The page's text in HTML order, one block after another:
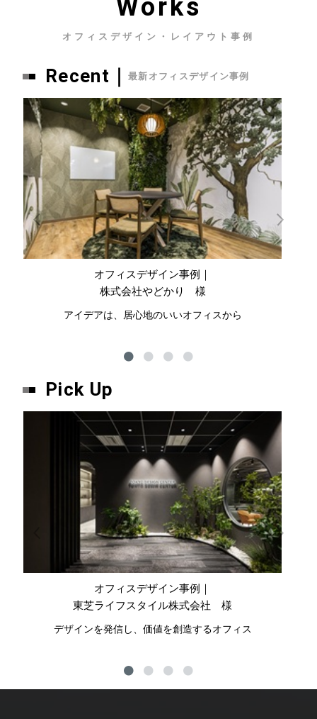
Works
オフィスデザイン・レイアウト事例
Recent｜最新オフィスデザイン事例
オフィスデザイン事例｜
株式会社やどかり 様
アイデアは、居心地のいいオフィスから
Pick Up
オフィスデザイン事例｜
東芝ライフスタイル株式会社 様
デザインを発信し、価値を創造するオフィス